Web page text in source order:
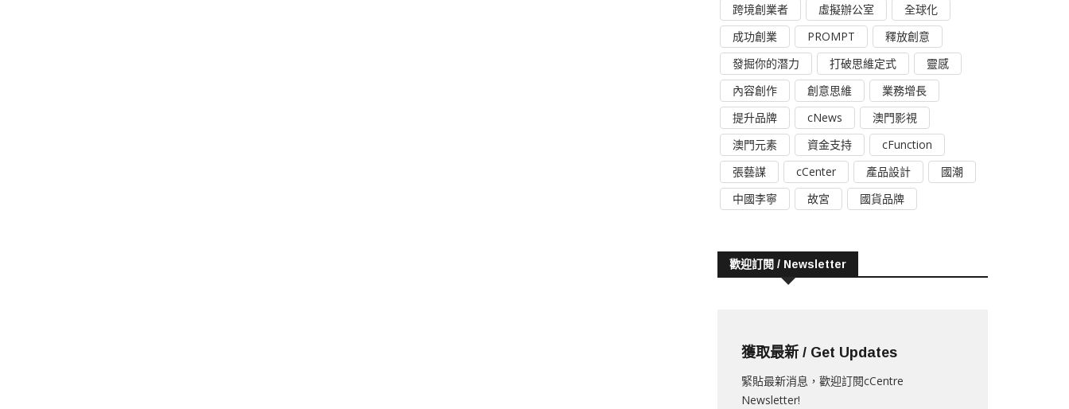
跨境創業者
虛擬辦公室
全球化
成功創業
PROMPT
釋放創意
發掘你的潛力
打破思維定式
靈感
內容創作
創意思維
業務增長
提升品牌
cNews
澳門影視
澳門元素
資金支持
cFunction
張藝謀
cCenter 產品設計
國潮
中國李寧
故宮 國貨品牌
歡迎訂閱 / Newsletter
獲取最新 / Get Updates
緊貼最新消息，歡迎訂閱cCentre
Newsletter!